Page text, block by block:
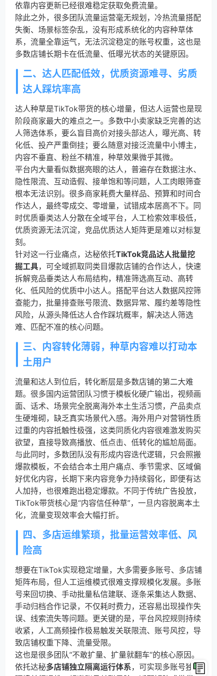
依靠内容更新已经很难稳定获取免费流量。
除此之外，很多团队流量运营毫无规划，冷热流量搭配
失衡、场景标签杂乱，没有形成系统化的内容种草体
系，流量全靠运气，无法沉淀稳定的账号权重，这也是
多数店铺长期卡在低流量、低曝光状态的关键原因。
二、达人匹配低效，优质资源难寻、劣质
达人踩坑率高
达人种草是TikTok带货的核心增量，但达人运营也是现
阶段商家最大的难点之一。多数中小卖家缺乏完善的达
人筛选体系，要么盲目高价对接头部达人，曝光高、转
化低、投产严重倒挂；要么随意对接泛流量中小博主，
内容不垂直、粉丝不精准，种草效果微乎其微。
平台内大量看似数据亮眼的达人，普遍存在数据注水、
隐性限流、互动造假、接单饱和等问题，人工肉眼筛查
根本无法识别。很多商家耗费大量样品、预算和时间合
作达人，最终零成交、零增量，试错成本居高不下。同
时优质垂类达人分散在全域平台，人工检索效率极低，
优质资源无法沉淀，竞品优质达人矩阵更是难以对标复
刻。
针对这一行业痛点，达秘依托TikTok竞品达人批量挖
掘工具，可全域抓取同类目爆款店铺的合作达人，快速
拆解竞品垂类达人布局结构，精准筛选高互动、高转
化、低风险的优质中小达人。搭配平台达人数据风控筛
查能力，批量排查账号限流、数据异常、履约差等隐性
风险，从源头降低达人合作踩坑概率，解决达人筛选
难、匹配不准的核心问题。
三、内容转化薄弱，种草内容难以打动本
土用户
流量和达人到位后，转化断层是多数店铺的第二大难
题。很多国内运营团队习惯于模板化硬广输出，视频画
面、话术、场景完全脱离海外本土生活习惯，产品卖点
生硬堆砌，缺乏真实场景代入感。海外用户对营销性质
过重的内容抵触性极强，这类同质化内容很难激发购买
欲望，直接导致高播放、低点击、低转化的尴尬局面。
与此同时，多数团队没有形成内容迭代逻辑，只会照搬
爆款模板，不会结合本土用户痛点、季节需求、区域偏
好优化内容，长期下来内容竞争力持续弱化，即便有达
人加持，也很难跑出稳定爆款。不同于传统广告投放，
TikTok带货核心是“内容信任种草”，一旦内容脱离本土
化，流量变现效率会大幅打折。
四、多店运维繁琐，批量运营效率低、风
险高
想要在TikTok实现稳定增量，大多需要多账号、多店铺
矩阵布局，但人工运维模式很难支撑规模化发展。多账
号来回切换、手动批量私信建联、逐条采集达人数据、
手动归档合作记录，不仅耗时费力，还容易出现操作失
误、线索流失等问题。更关键的是，平台风控规则持续
收紧，人工高频操作极易触发关联限流、账号风控，导
致店铺权重下降、流量受限。
这也是很多团队“不敢扩量、扩量就翻车”的核心原因。
依托达秘多店铺独立隔离运行体系，可实现多账号独立